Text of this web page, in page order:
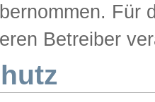
Für
Betreiber